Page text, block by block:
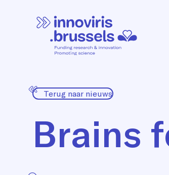
Terug naar nieuws
Brains